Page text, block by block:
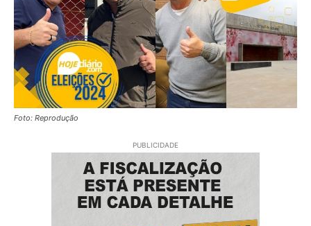
Foto: Reprodução
PUBLICIDADE